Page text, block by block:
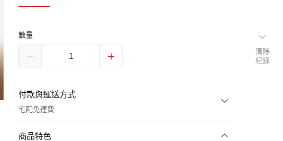
數量
付款與運送方式
宅配免運費
付款方式
商品特色
清除
紀錄